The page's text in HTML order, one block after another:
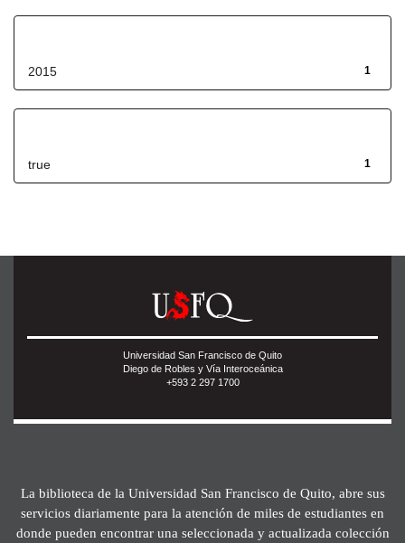
1
2015
1
true
Universidad San Francisco de Quito
Diego de Robles y Vía Interoceánica
+593 2 297 1700
La biblioteca de la Universidad San Francisco de Quito, abre sus
servicios diariamente para la atención de miles de estudiantes en
donde pueden encontrar una seleccionada y actualizada colección